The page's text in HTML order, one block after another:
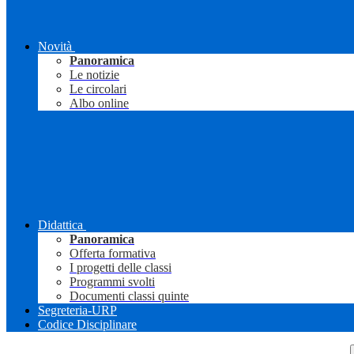
Novità
Panoramica
Le notizie
Le circolari
Albo online
Didattica
Panoramica
Offerta formativa
I progetti delle classi
Programmi svolti
Documenti classi quinte
Segreteria-URP
Codice Disciplinare